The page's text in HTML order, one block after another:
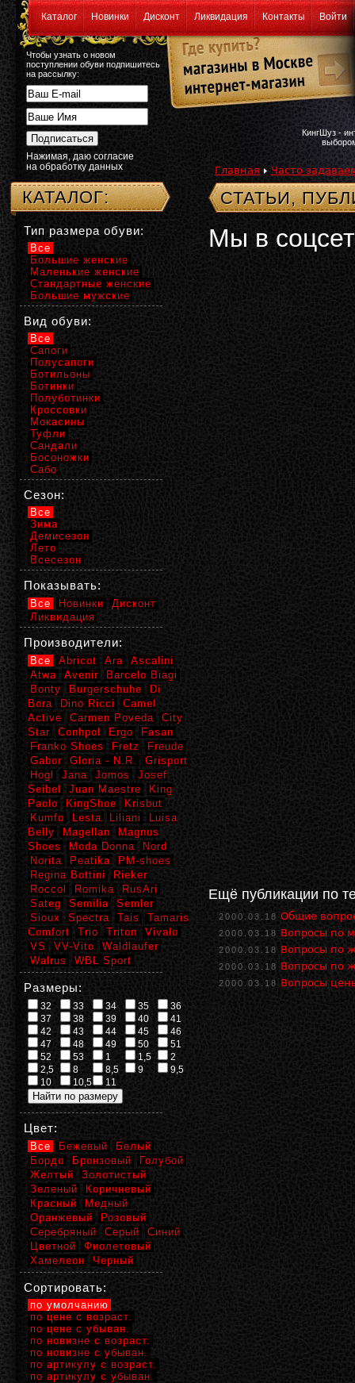
Каталог Новинки Дисконт Ликвидация Контакты Войти
Чтобы узнать о новом
поступлении обуви подпишитесь
на рассылку:
Нажимая, даю согласие
на обработку данных
КингШуз -
Главная Часто
СТАТЬИ,
Мы в
Ещё публикации по
2000.03.18 Общие
2000.03.18 Вопросы по
2000.03.18 Вопросы по
2000.03.18 Вопросы по
2000.03.18 Вопросы
КАТАЛОГ:
Тип размера обуви:
Все
Большие женские
Маленькие женские
Стандартные женские
Большие мужские
Вид обуви:
Все
Сапоги
Полусапоги
Ботильоны
Ботинки
Полуботинки
Кроссовки
Мокасины
Туфли
Сандали
Босоножки
Сабо
Сезон:
Все
Зима
Демисезон
Лето
Всесезон
Показывать:
Все Новинки
Дисконт
Ликвидация
Производители:
Все Abricot Ara
Ascalini
Atwa
Avenir
Barcelo Biagi
Bonty
Burgerschuhe
Di
Bora
Dino Ricci
Camel
Active
Carmen Poveda
City
Star
Conhpol Ergo
Fasan
Franko Shoes
Fretz
Freude
Gabor
Gloria - N.R.
Grisport
Hogl
Jana Jomos
Josef
Seibel
Juan Maestre
King
Paolo
KingShoe
Krisbut
Kumfo
Lesta Liliani
Luisa
Belly
Magellan
Magnus
Shoes
Moda Donna
Nord
Norita
Peatika
PM-shoes
Regina Bottini
Rieker
Roccol
Romika
RusAri
Sateg
Semilia
Semler
Sioux
Spectra Tais
Tamaris
Comfort
Trio Triton
Vivalo
VS
VV-Vito
Waldlaufer
Walrus
WBL Sport
Размеры:
32 33 34 35
36
37
38 39 40
41
42
43 44 45
46
47
48 49 50
51
52
53 1 1,5
2
2,5
8 8,5 9
9,5
10
10,5 11
Цвет:
Все Бежевый
Белый
Бордо
Бронзовый
Голубой
Желтый
Золотистый
Зеленый
Коричневый
Красный
Медный
Оранжевый
Розовый
Серебряный
Серый
Синий
Цветной
Фиолетовый
Хамелеон
Черный
Сортировать:
по умолчанию
по цене с возраст.
по цене с убыван.
по новизне с возраст.
по новизне с убыван.
по артикулу с возраст.
по артикулу с убыван.